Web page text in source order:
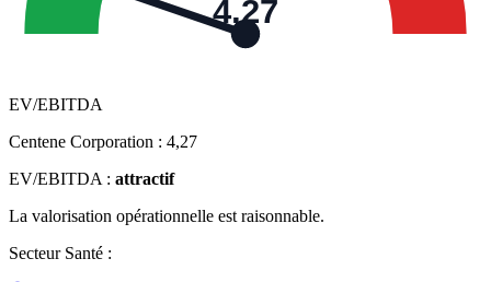
4,27
EV/EBITDA
Centene Corporation : 4,27
EV/EBITDA : attractif
La valorisation opérationnelle est raisonnable.
Secteur Santé :